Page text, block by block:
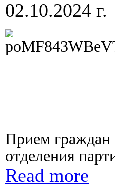
02.10.2024 г.
Прием граждан
отделения
Read more